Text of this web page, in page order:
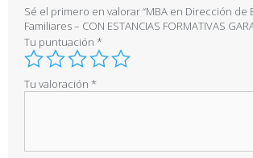
Sé el primero en valorar “MBA en Dirección de
Familiares – CON ESTANCIAS FORMATIVAS
Tu puntuación *
Tu valoración *